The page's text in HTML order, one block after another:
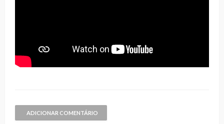
ADICIONAR COMENTÁRIO